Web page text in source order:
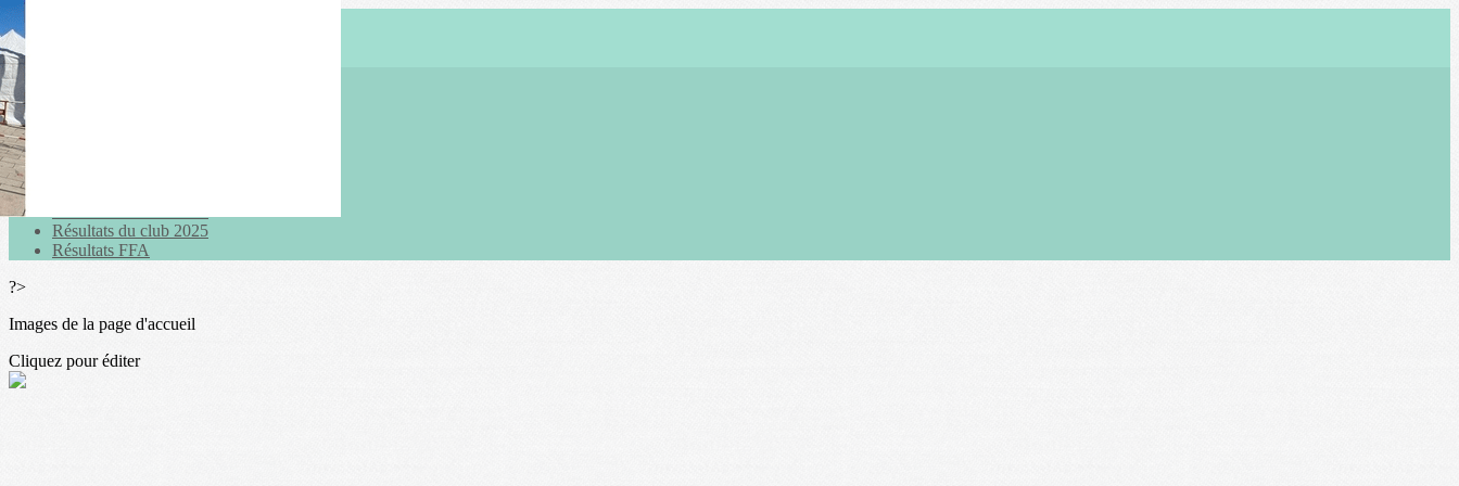
Menu
<
>
Résultats du club 2025
Résultats FFA
?>
Images de la page d'accueil
Cliquez pour éditer